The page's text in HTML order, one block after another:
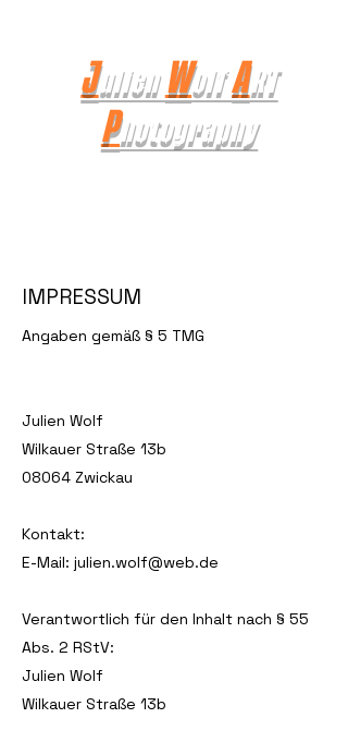
Julien WolfART
Photography
IMPRESSUM
Angaben gemäß § 5 TMG
Julien Wolf
Wilkauer Straße 13b
08064 Zwickau
Kontakt:
E-Mail: julien.wolf@web.de
Verantwortlich für den Inhalt nach § 55
Abs. 2 RStV:
Julien Wolf
Wilkauer Straße 13b